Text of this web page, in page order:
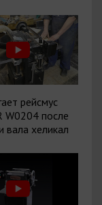
рейсмус
W0204 после
вала хеликал